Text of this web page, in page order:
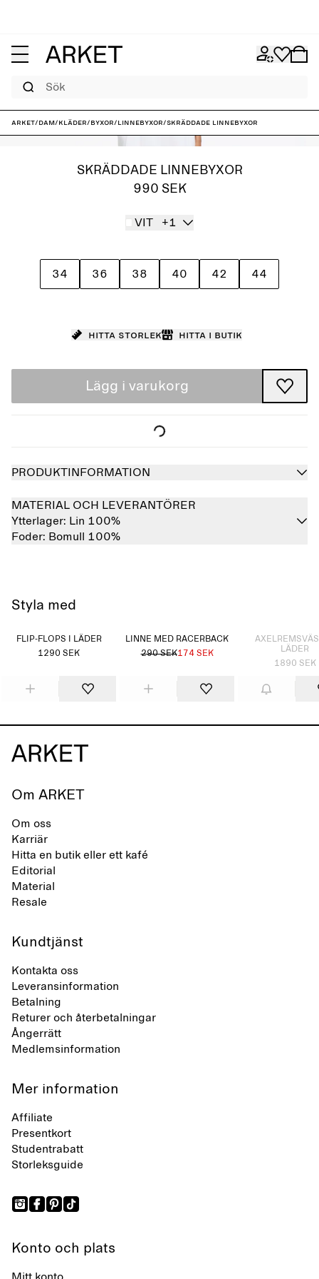
ARKET/Dam/Kläder/Byxor/Linnebyxor/Skräddade linnebyxor
SKRÄDDADE LINNEBYXOR
990 SEK
VIT +1
34 36 38 40 42 44
Hitta storlek Hitta i butik
Lägg i varukorg
PRODUKTINFORMATION
MATERIAL OCH LEVERANTÖRER
Ytterlager: Lin 100%
Foder: Bomull 100%
Styla med
FLIP-FLOPS I LÄDER
1290 SEK
LINNE MED RACERBACK
290 SEK174 SEK
LÄDER
1890 SEK
Om ARKET
Om oss
Karriär
Hitta en butik eller ett kafé
Editorial
Material
Resale
Kundtjänst
Kontakta oss
Leveransinformation
Betalning
Returer och återbetalningar
Ångerrätt
Medlemsinformation
Mer information
Affiliate
Presentkort
Studentrabatt
Storleksguide
Konto och plats